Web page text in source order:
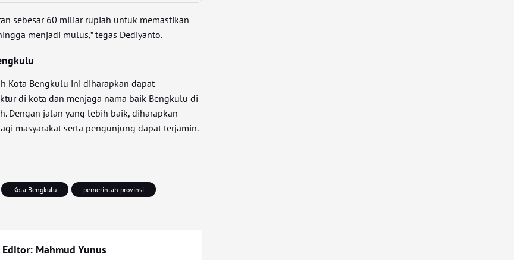
sebesar 60 miliar rupiah untuk memastikan
menjadi mulus,” tegas Dediyanto.
Kota Bengkulu ini diharapkan dapat
di kota dan menjaga nama baik Bengkulu di
Dengan jalan yang lebih baik, diharapkan
masyarakat serta pengunjung dapat terjamin.
Kota Bengkulu
pemerintah provinsi
Mahmud Yunus